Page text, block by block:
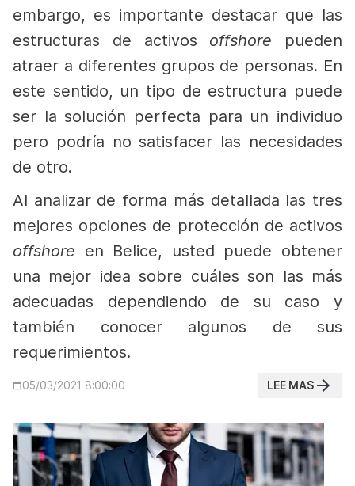
embargo, es importante destacar que las
estructuras de activos offshore pueden
atraer a diferentes grupos de personas. En
este sentido, un tipo de estructura puede
ser la solución perfecta para un individuo
pero podría no satisfacer las necesidades
de otro.
Al analizar de forma más detallada las tres
mejores opciones de protección de activos
offshore en Belice, usted puede obtener
una mejor idea sobre cuáles son las más
adecuadas dependiendo de su caso y
también conocer algunos de sus
requerimientos.
05/03/2021 8:00:00 LEE MAS